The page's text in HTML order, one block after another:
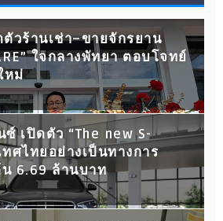
วร้านเช่า–ขายจักรยาน
ใจกลางพัทยา ตอบโจทย์
หม่
ซ์ เปิดตัว “The new S-
ทศไทยอย่างเป็นทางการ
น 6.69 ล้านบาท